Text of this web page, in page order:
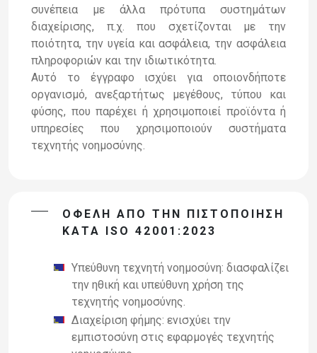
συνέπεια με άλλα πρότυπα συστημάτων
διαχείρισης, π.χ. που σχετίζονται με την
ποιότητα, την υγεία και ασφάλεια, την ασφάλεια
πληροφοριών και την ιδιωτικότητα.
Αυτό το έγγραφο ισχύει για οποιονδήποτε
οργανισμό, ανεξαρτήτως μεγέθους, τύπου και
φύσης, που παρέχει ή χρησιμοποιεί προϊόντα ή
υπηρεσίες που χρησιμοποιούν συστήματα
τεχνητής νοημοσύνης.
ΟΦΕΛΗ ΑΠΟ ΤΗΝ ΠΙΣΤΟΠΟΙΗΣΗ
ΚΑΤΑ ISO 42001:2023
Υπεύθυνη τεχνητή νοημοσύνη: διασφαλίζει
την ηθική και υπεύθυνη χρήση της
τεχνητής νοημοσύνης.
Διαχείριση φήμης: ενισχύει την
εμπιστοσύνη στις εφαρμογές τεχνητής